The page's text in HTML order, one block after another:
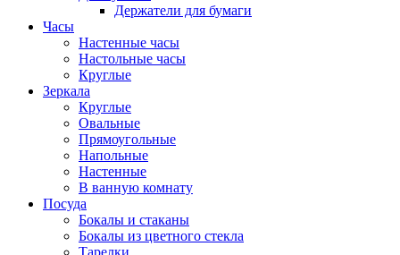
Держатели для бумаги
Часы
Настенные часы
Настольные часы
Круглые
Зеркала
Круглые
Овальные
Прямоугольные
Напольные
Настенные
В ванную комнату
Посуда
Бокалы и стаканы
Бокалы из цветного стекла
Тарелки